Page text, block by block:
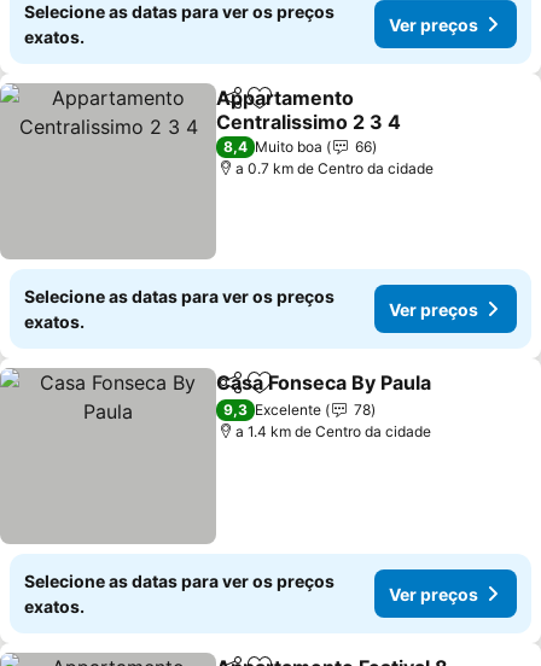
Selecione as datas para ver os preços
exatos.
Ver preços
PartilharAdicionar aos favoritos
Appartamento
Centralissimo 2 3 4
8,4 Muito boa
66
a 0.7 km de Centro da cidade
Selecione as datas para ver os preços
exatos.
Ver preços
PartilharAdicionar aos favoritos
Casa Fonseca By Paula
9,3 Excelente
78
a 1.4 km de Centro da cidade
Selecione as datas para ver os preços
exatos.
Ver preços